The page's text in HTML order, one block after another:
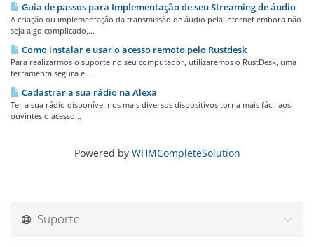
Guia de passos para Implementação de seu Streaming de áudio
A criação ou implementação da transmissão de áudio pela internet embora não
seja algo complicado,...
Como instalar e usar o acesso remoto pelo Rustdesk
Para realizarmos o suporte no seu computador, utilizaremos o RustDesk, uma
ferramenta segura e...
Cadastrar a sua rádio na Alexa
Ter a sua rádio disponível nos mais diversos dispositivos torna mais fácil aos
ouvintes o acesso...
Powered by WHMCompleteSolution
Suporte